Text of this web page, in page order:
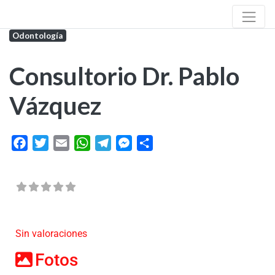
Odontología
Consultorio Dr. Pablo
Vázquez
FacebookTwitterEmail WhatsAppTelegramMessenger
Sin valoraciones
Fotos